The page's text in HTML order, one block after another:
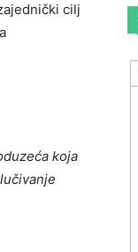
cilj
koja